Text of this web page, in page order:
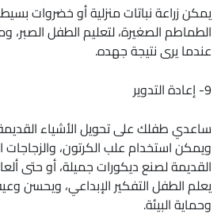
يمكن زراعة نباتات منزلية أو خضروات
الطماطم الصغيرة، لتعليم الطفل الصبر،
عندما يرى نتيجة جهده.
9- إعادة التدوير
ساعدي طفلك على تحويل الأشياء
ويمكن استخدام علب الكرتون، والزجاجات
القديمة لصنع ديكورات جميلة، أو حتى
يعلم الطفل التفكير الإبداعي، ويحسن
وحماية البيئة.